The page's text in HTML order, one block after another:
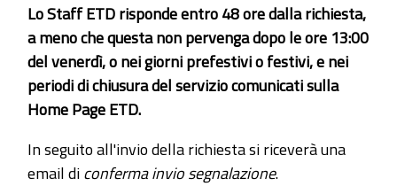
Lo Staff ETD risponde entro 48 ore dalla richiesta,
a meno che questa non pervenga dopo le ore 13:00
del venerdì, o nei giorni prefestivi o festivi, e nei
periodi di chiusura del servizio comunicati sulla
Home Page ETD.
In seguito all'invio della richiesta si riceverà una
email diconferma invio segnalazione.